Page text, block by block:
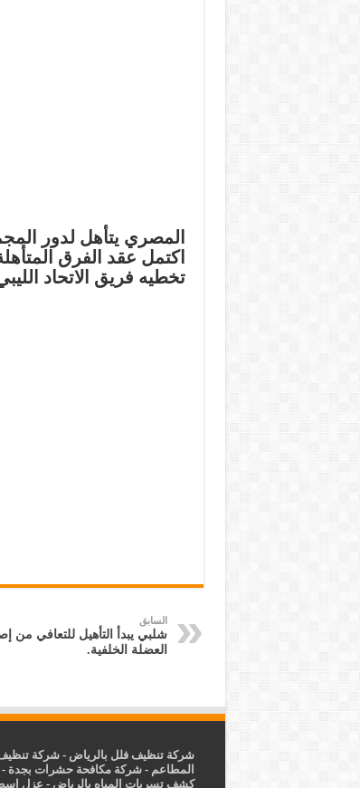
المصري يتأهل لدور
اكتمل عقد الفرق
تخطيه فريق الاتحاد
السابق
شلبي يبدأ التأهيل للتعافي من
العضلة الخلفية.
شركة تنظيف فلل بالرياض -شركة
المطاعم -شركة مكافحة حشرات بجدة
كشف تسربات المياه بالرياض - عزل